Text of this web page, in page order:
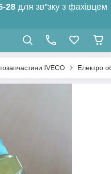
28 для зв"зку з фахівцем
IVECO Електро